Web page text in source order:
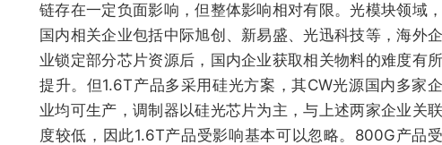
链存在一定负面影响，但整体影响相对有限。光模块领域，
国内相关企业包括中际旭创、新易盛、光迅科技等，海外企
业锁定部分芯片资源后，国内企业获取相关物料的难度有所
提升。但1.6T产品多采用硅光方案，其CW光源国内多家企
业均可生产，调制器以硅光芯片为主，与上述两家企业关联
度较低，因此1.6T产品受影响基本可以忽略。800G产品受